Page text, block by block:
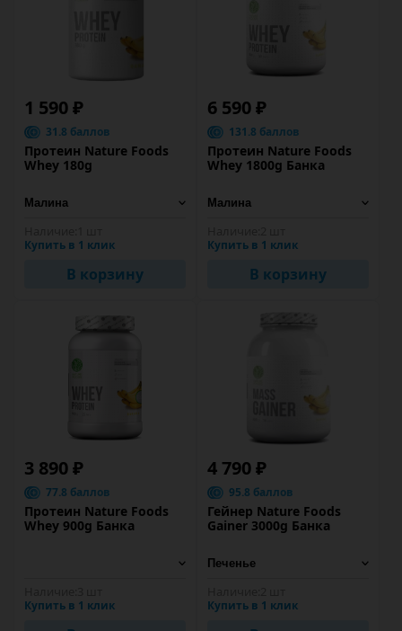
1 590 ₽
31.8 баллов
Протеин Nature Foods
Whey 180g
Купить в 1 клик
В корзину
6 590 ₽
131.8 баллов
Протеин Nature Foods
Whey 1800g Банка
Купить в 1 клик
В корзину
3 890 ₽
77.8 баллов
Протеин Nature Foods
Whey 900g Банка
Купить в 1 клик
4 790 ₽
95.8 баллов
Гейнер Nature Foods
Gainer 3000g Банка
Купить в 1 клик